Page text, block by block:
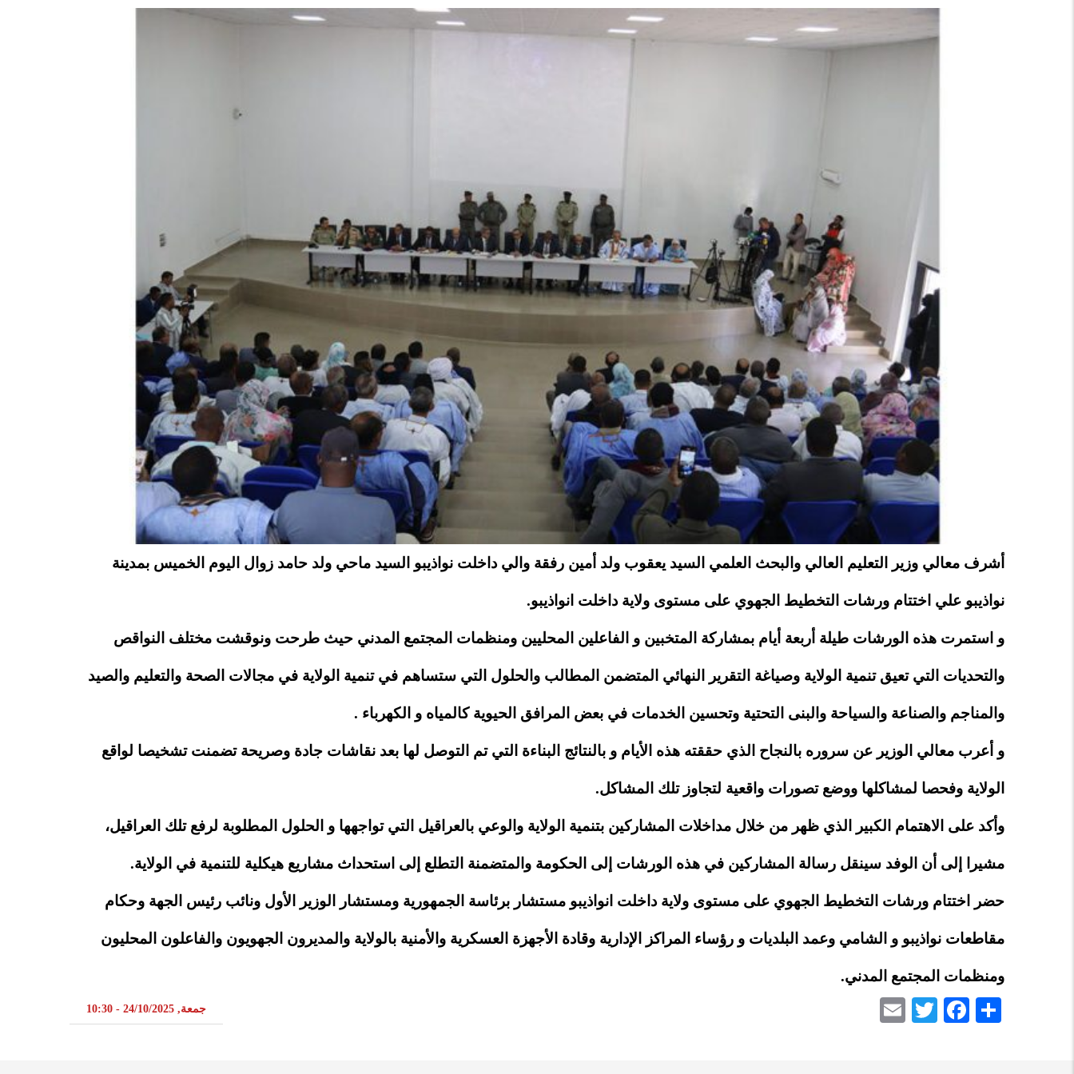
أشرف معالي وزير التعليم العالي والبحث العلمي السيد يعقوب ولد أمين رفقة والي داخلت نواذيبو السيد ماحي ولد حامد زوال اليوم الخميس بمدينة
نواذيبو علي اختتام ورشات التخطيط الجهوي على مستوى ولاية داخلت انواذيبو.
و استمرت هذه الورشات طيلة أربعة أيام بمشاركة المتخبين و الفاعلين المحليين ومنظمات المجتمع المدني حيث طرحت ونوقشت مختلف النواقص
والتحديات التي تعيق تنمية الولاية وصياغة التقرير النهائي المتضمن المطالب والحلول التي ستساهم في تنمية الولاية في مجالات الصحة والتعليم والصيد
والمناجم والصناعة والسياحة والبنى التحتية وتحسين الخدمات في بعض المرافق الحيوية كالمياه و الكهرباء .
و أعرب معالي الوزير عن سروره بالنجاح الذي حققته هذه الأيام و بالنتائج البناءة التي تم التوصل لها بعد نقاشات جادة وصريحة تضمنت تشخيصا لواقع
الولاية وفحصا لمشاكلها ووضع تصورات واقعية لتجاوز تلك المشاكل.
وأكد على الاهتمام الكبير الذي ظهر من خلال مداخلات المشاركين بتنمية الولاية والوعي بالعراقيل التي تواجهها و الحلول المطلوبة لرفع تلك العراقيل،
مشيرا إلى أن الوفد سينقل رسالة المشاركين في هذه الورشات إلى الحكومة والمتضمنة التطلع إلى استحداث مشاريع هيكلية للتنمية في الولاية.
حضر اختتام ورشات التخطيط الجهوي على مستوى ولاية داخلت انواذيبو مستشار برئاسة الجمهورية ومستشار الوزير الأول ونائب رئيس الجهة وحكام
مقاطعات نواذيبو و الشامي وعمد البلديات و رؤساء المراكز الإدارية وقادة الأجهزة العسكرية والأمنية بالولاية والمديرون الجهويون والفاعلون المحليون
ومنظمات المجتمع المدني.
Share
Facebook
Twitter جمعة, 24/10/2025 - 10:30